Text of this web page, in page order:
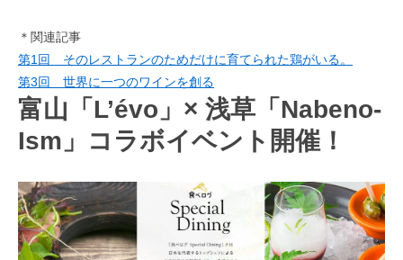
＊関連記事
第1回 そのレストランのためだけに育てられた鶏がいる。
第3回 世界に一つのワインを創る
富山「L’évo」× 浅草「Nabeno-
Ism」コラボイベント開催！